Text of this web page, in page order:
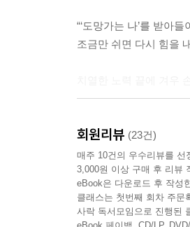
떠밀었다고 생각했지
을 지니고 있는지 알기
“‘도망가는 나’를 받아
조금만 쉬면 다시 힘을
서울, 상주, 의성을 거
『작은 도시 봉급 생활
예상했던 것보다 안정
회원리뷰 (23건)
매주 10건의 우수리뷰를
3,000원 이상 구매 후 리뷰
eBook은 다운로드 후 작성
클래스는 첫번째 회차 주문
사락 독서모임으로 진행된